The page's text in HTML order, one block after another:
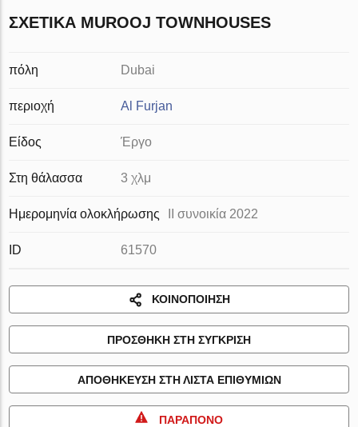
ΣΧΕΤΙΚΆ MUROOJ TOWNHOUSES
πόλη Dubai
περιοχή Al Furjan
Είδος Έργο
Στη θάλασσα 3 χλμ
Ημερομηνία ολοκλήρωσης II συνοικία 2022
ID 61570
ΚΟΙΝΟΠΟΊΗΣΗ
ΠΡΟΣΘΉΚΗ ΣΤΗ ΣΎΓΚΡΙΣΗ
ΑΠΟΘΉΚΕΥΣΗ ΣΤΗ ΛΊΣΤΑ ΕΠΙΘΥΜΙΏΝ
ΠΑΡΆΠΟΝΟ